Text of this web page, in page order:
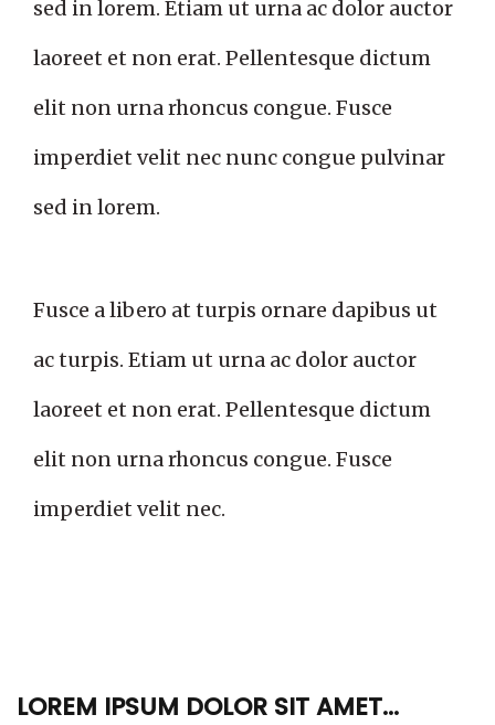
sed in lorem. Etiam ut urna ac dolor auctor
laoreet et non erat. Pellentesque dictum
elit non urna rhoncus congue. Fusce
imperdiet velit nec nunc congue pulvinar
sed in lorem.
Fusce a libero at turpis ornare dapibus ut
ac turpis. Etiam ut urna ac dolor auctor
laoreet et non erat. Pellentesque dictum
elit non urna rhoncus congue. Fusce
imperdiet velit nec.
LOREM IPSUM DOLOR SIT AMET...